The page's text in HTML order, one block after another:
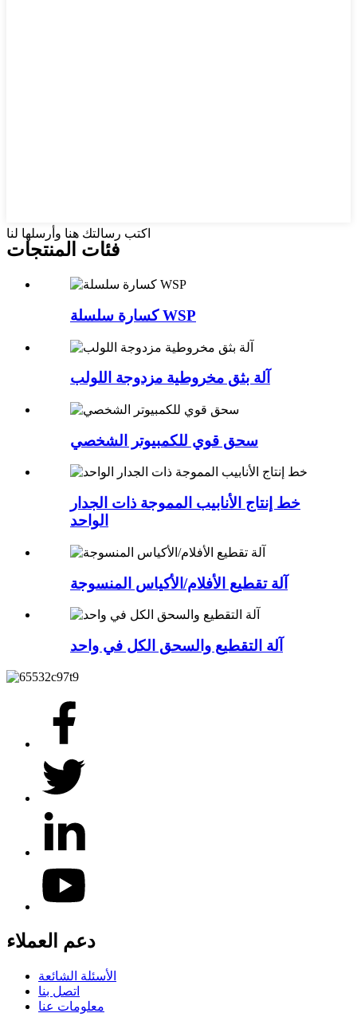
اكتب رسالتك هنا وأرسلها لنا
فئات المنتجات
كسارة سلسلة WSP
آلة بثق مخروطية مزدوجة اللولب
سحق قوي للكمبيوتر الشخصي
خط إنتاج الأنابيب المموجة ذات الجدار
الواحد
آلة تقطيع الأفلام/الأكياس المنسوجة
آلة التقطيع والسحق الكل في واحد
دعم العملاء
الأسئلة الشائعة
اتصل بنا
معلومات عنا